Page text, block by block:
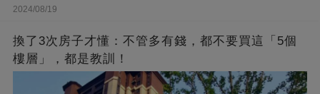
2024/08/19
換了3次房子才懂：不管多有錢，都不要買這「5個
樓層」，都是教訓！